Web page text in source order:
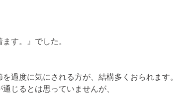
す。』でした。
過度に気にされる方が、結構多くおられます。
じるとは思っていませんが、